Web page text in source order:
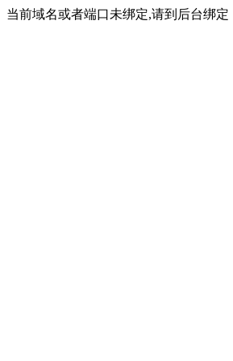
当前域名或者端口未绑定,请到后台绑